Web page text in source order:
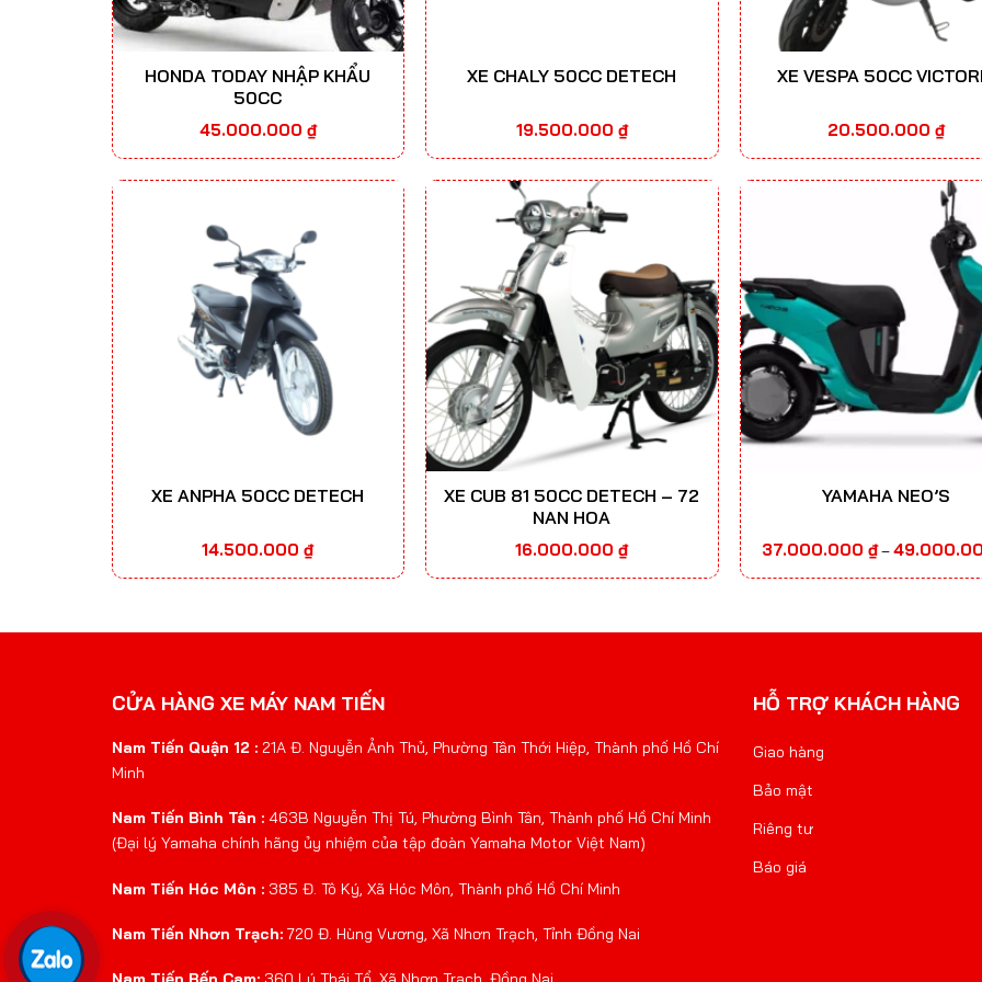
HONDA TODAY NHẬP KHẨU
50CC
45.000.000 ₫
XE CHALY 50CC DETECH
19.500.000 ₫
XE VESPA 50CC
20.500.000₫
XE ANPHA 50CC DETECH
14.500.000₫
XE CUB 81 50CC DETECH – 72
NAN HOA
16.000.000₫
YAMAHA NEO’S
37.000.000₫–
CỬA HÀNG XE MÁY NAM TIẾN
Nam Tiến Quận 12 : 21A Đ. Nguyễn Ảnh Thủ, Phường Tân Thới Hiệp, Thành phố Hồ Chí
Minh
Nam Tiến Bình Tân : 463B Nguyễn Thị Tú, Phường Bình Tân, Thành phố Hồ Chí Minh
(Đại lý Yamaha chính hãng ủy nhiệm của tập đoàn Yamaha Motor Việt Nam)
Nam Tiến Hóc Môn : 385 Đ. Tô Ký, Xã Hóc Môn, Thành phố Hồ Chí Minh
Nam Tiến Nhơn Trạch: 720 Đ. Hùng Vương, Xã Nhơn Trạch, Tỉnh Đồng Nai
HỖ TRỢ KHÁCH HÀNG
Giao hàng
Bảo mật
Riêng tư
Báo giá